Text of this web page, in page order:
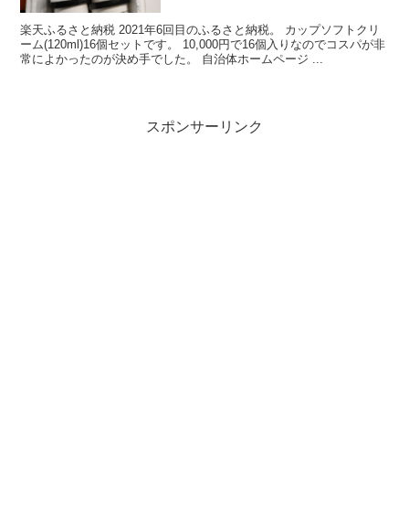
楽天ふるさと納税 2021年6回目のふるさと納税。 カップソフトクリ
ーム(120ml)16個セットです。 10,000円で16個入りなのでコスパが非
常によかったのが決め手でした。 自治体ホームページ ...
スポンサーリンク